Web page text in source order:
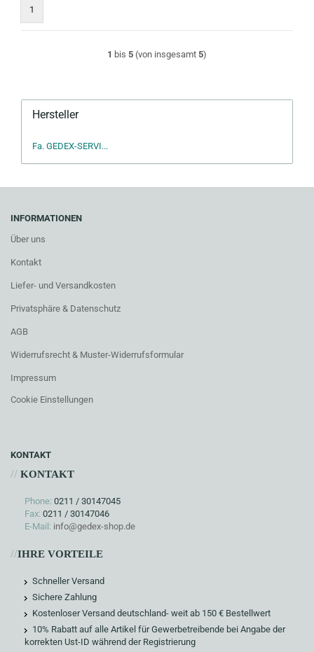
1
1 bis 5 (von insgesamt 5)
Hersteller
Fa. GEDEX-SERVI...
INFORMATIONEN
Über uns
Kontakt
Liefer- und Versandkosten
Privatsphäre & Datenschutz
AGB
Widerrufsrecht & Muster-Widerrufsformular
Impressum
Cookie Einstellungen
KONTAKT
// KONTAKT
Phone: 0211 / 30147045
Fax: 0211 / 30147046
E-Mail: info@gedex-shop.de
//IHRE VORTEILE
Schneller Versand
Sichere Zahlung
Kostenloser Versand deutschland- weit ab 150 € Bestellwert
10% Rabatt auf alle Artikel für Gewerbetreibende bei Angabe der
korrekten Ust-ID während der Registrierung